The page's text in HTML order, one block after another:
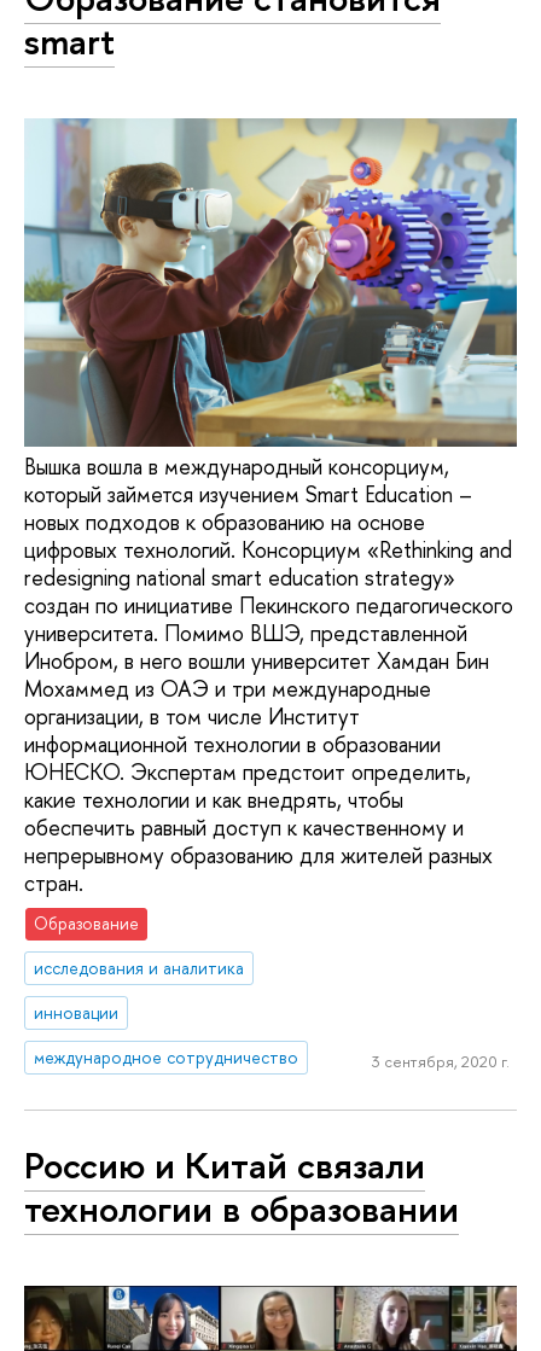
smart
Вышка вошла в международный консорциум,
который займется изучением Smart Education –
новых подходов к образованию на основе
цифровых технологий. Консорциум «Rethinking and
redesigning national smart education strategy»
создан по инициативе Пекинского педагогического
университета. Помимо ВШЭ, представленной
Инобром, в него вошли университет Хамдан Бин
Мохаммед из ОАЭ и три международные
организации, в том числе Институт
информационной технологии в образовании
ЮНЕСКО. Экспертам предстоит определить,
какие технологии и как внедрять, чтобы
обеспечить равный доступ к качественному и
непрерывному образованию для жителей разных
стран.
Образование
исследования и аналитика
инновации
международное сотрудничество
3 сентября, 2020 г.
Россию и Китай связали
технологии в образовании